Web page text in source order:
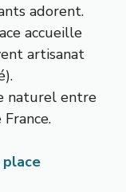
adorent.
accueille
artisanat
naturel entre